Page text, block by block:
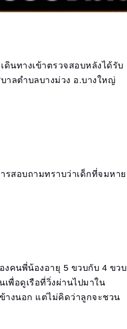
นทางเข้าตรวจสอบหลังได้รับ
าลตำบลบางม่วง อ.บางใหญ่
รสอบถามทราบว่าเด็กที่จมหาย
งคนพี่น้องอายุ 5 ขวบกับ 4 ขวบ
พื่อดูเรือที่วิ่งผ่านไปมาใน
างนอก แต่ไม่คิดว่าลูกจะชวน